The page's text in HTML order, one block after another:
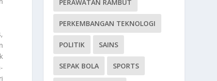
PERAWATAN RAMBUT
PERKEMBANGAN TEKNOLOGI
POLITIK SAINS
SEPAK BOLA SPORTS